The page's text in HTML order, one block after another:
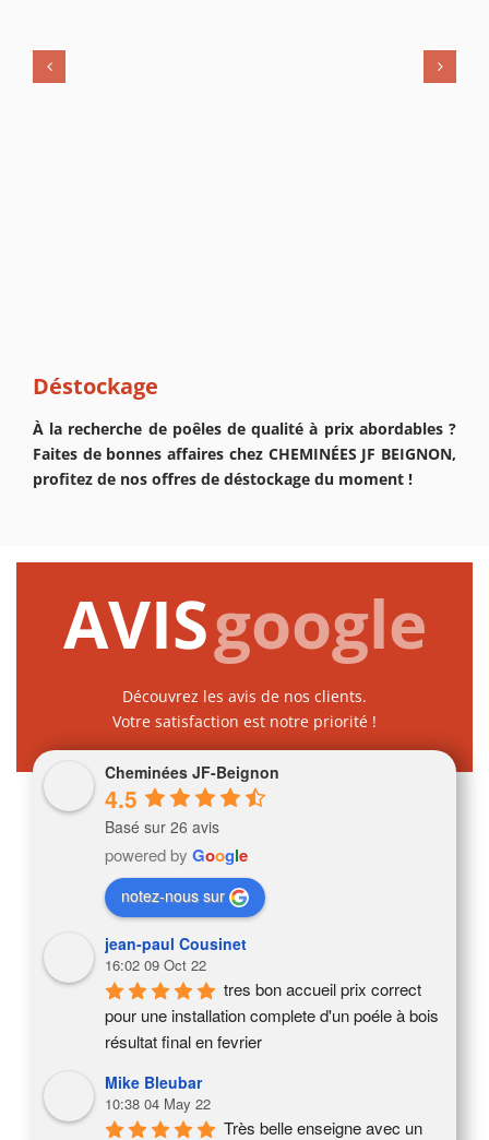
Déstockage
À la recherche de poêles de qualité à prix abordables ?
Faites de bonnes affaires chez CHEMINÉES JF BEIGNON,
profitez de nos offres de déstockage du moment !
AVISgoogle
Découvrez les avis de nos clients.
Votre satisfaction est notre priorité !
Cheminées JF-Beignon
4.5
Basé sur 26 avis
powered by Google
notez-nous sur
jean-paul Cousinet
16:02 09 Oct 22
tres bon accueil prix correct
pour une installation complete d'un poéle à bois
résultat final en fevrier
Mike Bleubar
10:38 04 May 22
Très belle enseigne avec un